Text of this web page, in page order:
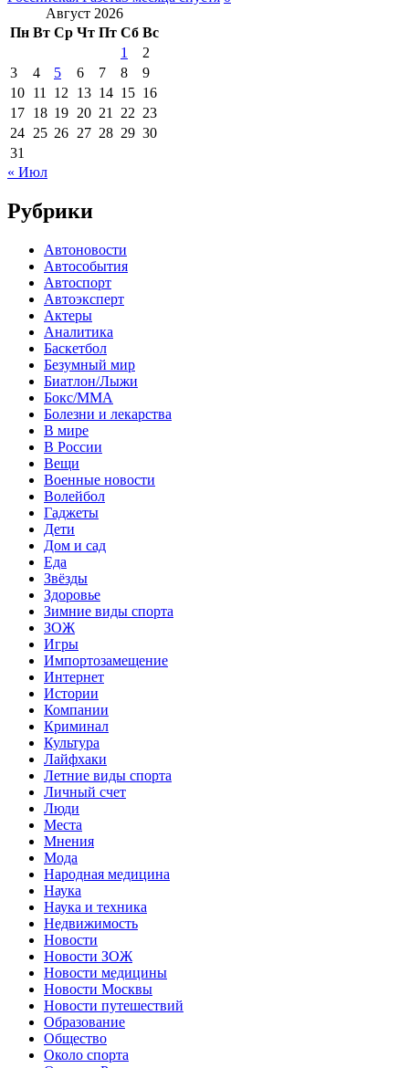
Август 2026
Пн Вт Ср Чт Пт Сб Вс
1
2
3
4 5 6 7 8
9
10 11 12 13 14 15 16
17 18 19 20 21 22 23
24 25 26 27 28 29 30
31
« Июл
Рубрики
Автоновости
Автособытия
Автоспорт
Автоэксперт
Актеры
Аналитика
Баскетбол
Безумный мир
Биатлон/Лыжи
Бокс/MMA
Болезни и лекарства
В мире
В России
Вещи
Военные новости
Волейбол
Гаджеты
Дети
Дом и сад
Еда
Звёзды
Здоровье
Зимние виды спорта
ЗОЖ
Игры
Импортозамещение
Интернет
Истории
Компании
Криминал
Культура
Лайфхаки
Летние виды спорта
Личный счет
Люди
Места
Мнения
Мода
Народная медицина
Наука
Наука и техника
Недвижимость
Новости
Новости ЗОЖ
Новости медицины
Новости Москвы
Новости путешествий
Образование
Общество
Около спорта